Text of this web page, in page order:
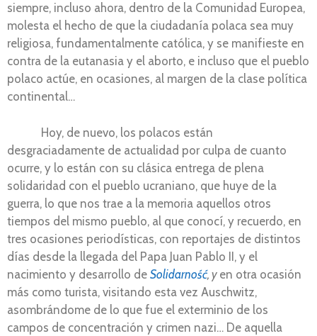
siempre, incluso ahora, dentro de la Comunidad Europea,
molesta el hecho de que la ciudadanía polaca sea muy
religiosa, fundamentalmente católica, y se manifieste en
contra de la eutanasia y el aborto, e incluso que el pueblo
polaco actúe, en ocasiones, al margen de la clase política
continental…
Hoy, de nuevo, los polacos están
desgraciadamente de actualidad por culpa de cuanto
ocurre, y lo están con su clásica entrega de plena
solidaridad con el pueblo ucraniano, que huye de la
guerra, lo que nos trae a la memoria aquellos otros
tiempos del mismo pueblo, al que conocí, y recuerdo, en
tres ocasiones periodísticas, con reportajes de distintos
días desde la llegada del Papa Juan Pablo II, y el
nacimiento y desarrollo de Solidarność, y en otra ocasión
más como turista, visitando esta vez Auschwitz,
asombrándome de lo que fue el exterminio de los
campos de concentración y crimen nazi… De aquella